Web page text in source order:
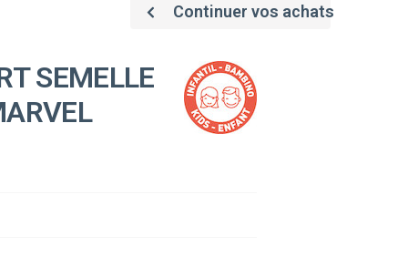
Continuer vos achats
SEMELLE